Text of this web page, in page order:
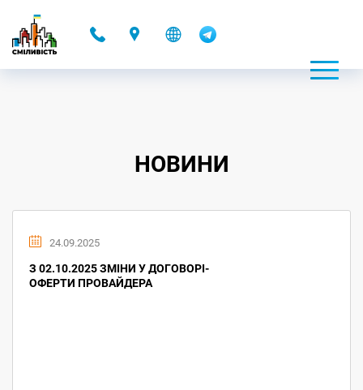
НОВИНИ
24.09.2025
З 02.10.2025 ЗМІНИ У ДОГОВОРІ-
ОФЕРТИ ПРОВАЙДЕРА